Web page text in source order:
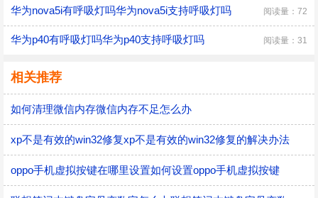
华为nova5i有呼吸灯吗华为nova5i支持呼吸灯吗 阅读量：72
华为p40有呼吸灯吗华为p40支持呼吸灯吗 阅读量：31
相关推荐
如何清理微信内存微信内存不足怎么办
xp不是有效的win32修复xp不是有效的win32修复的解决办法
oppo手机虚拟按键在哪里设置如何设置oppo手机虚拟按键